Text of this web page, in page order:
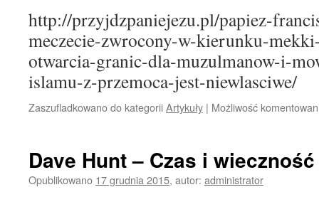
http://przyjdzpaniejezu.pl/papiez-
meczecie-zwrocony-w-kierunku-
otwarcia-granic-dla-muzulmanow-i-
islamu-z-przemoca-jest-niewlasciwe/
Zaszufladkowano do kategoriiArtykuły | Możliwość
Dave Hunt – Czas i wieczność
Opublikowano 17 grudnia 2015, autor: administrator